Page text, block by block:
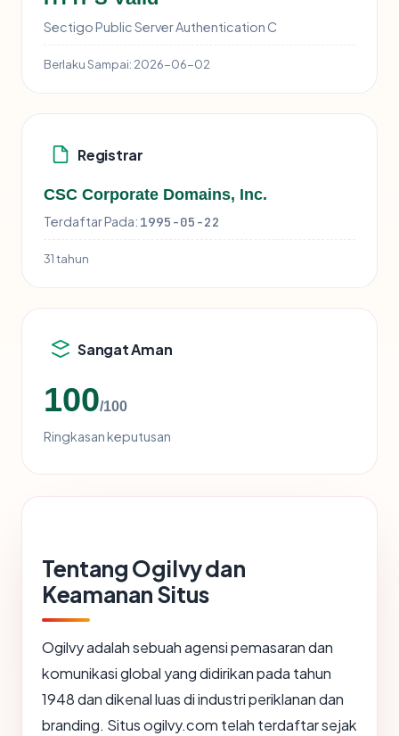
Sectigo Public Server Authentication C
Berlaku Sampai: 2026-06-02
Registrar
CSC Corporate Domains, Inc.
Terdaftar Pada: 1995-05-22
31 tahun
Sangat Aman
100/100
Ringkasan keputusan
Tentang Ogilvy dan
Keamanan Situs
Ogilvy adalah sebuah agensi pemasaran dan
komunikasi global yang didirikan pada tahun
1948 dan dikenal luas di industri periklanan dan
branding. Situs ogilvy.com telah terdaftar sejak